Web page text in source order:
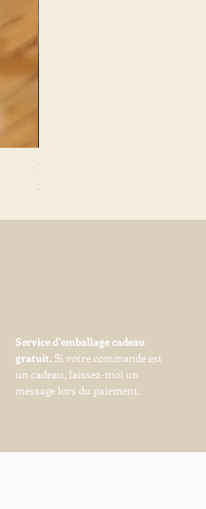
French Antique Flower Dormeuses
285,00 €
Service d’emballage cadeau
gratuit. Si votre commande est
un cadeau, laissez-moi un
message lors du paiement.